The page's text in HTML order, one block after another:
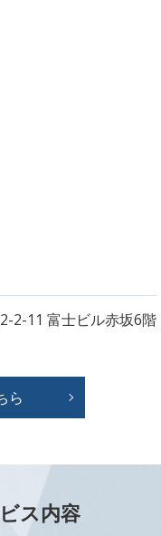
2-11 富士ビル赤坂6階
ら
ス内容